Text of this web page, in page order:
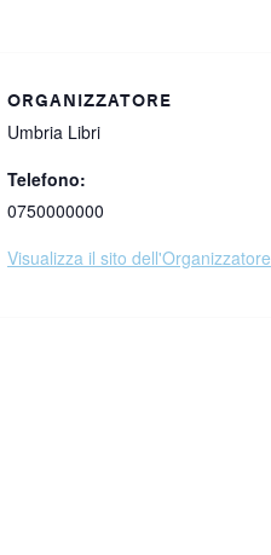
ORGANIZZATORE
Umbria Libri
Telefono:
0750000000
Visualizza il sito dell'Organizzatore